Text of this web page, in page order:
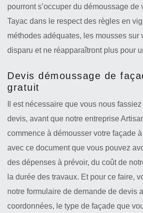
pourront s’occuper du démoussage de
Tayac dans le respect des règles en
méthodes adéquates, les mousses sur
disparu et ne réapparaîtront plus pour
Devis démoussage de
gratuit
Il est nécessaire que vous nous
devis, avant que notre entreprise
commence à démousser votre façade
avec ce document que vous pouvez
des dépenses à prévoir, du coût de
la durée des travaux. Et pour ce faire,
notre formulaire de demande de devis
coordonnées, le type de façade que